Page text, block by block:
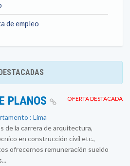
de empleo
OFERTA DESTACADA
PLANOS
: Lima
de la carrera de arquitectura,
en construcción civil etc.,
ofrecernos remuneración sueldo